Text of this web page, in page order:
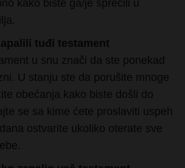
tuđi testament
U stanju ste da porušite mnoge
obećanja kako biste došli do
se sa kime ćete proslaviti uspeh
ostvarite ukoliko oterate sve
zapalio vaš testament